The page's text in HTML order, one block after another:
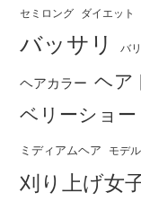
セミロング ダイエット
バッサリ バ
ヘアカラー ヘア
ベリーショー
ミディアムヘア モデル
刈り上げ女